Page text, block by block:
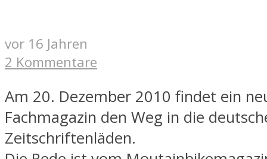
vor 16 Jahren
2 Kommentare
Am 20. Dezember 2010 findet ein
Fachmagazin den Weg in die
Zeitschriftenläden.